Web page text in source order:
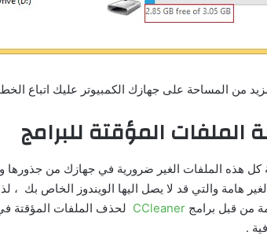
من المساحة على جهازك الكمبيوتر عليك اتباع
كل هذه الملفات الغير ضرورية في جهازك من جذورها
هامة والتي قد لا يصل اليها الويندوز الخاص بك
من قبل برامج CCleaner لحذف الملفات المؤقتة
.